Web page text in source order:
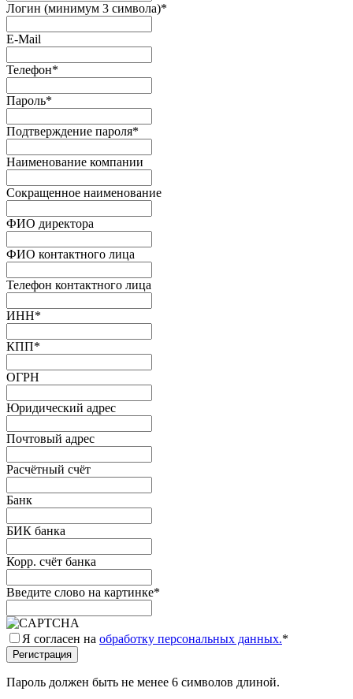
Логин (минимум 3 символа)*
E-Mail
Телефон*
Пароль*
Подтверждение пароля*
Наименование компании
Сокращенное наименование
ФИО директора
ФИО контактного лица
Телефон контактного лица
ИНН*
КПП*
ОГРН
Юридический адрес
Почтовый адрес
Расчётный счёт
Банк
БИК банка
Корр. счёт банка
Введите слово на картинке*
Я согласен на обработку персональных данных.*
Пароль должен быть не менее 6 символов длиной.